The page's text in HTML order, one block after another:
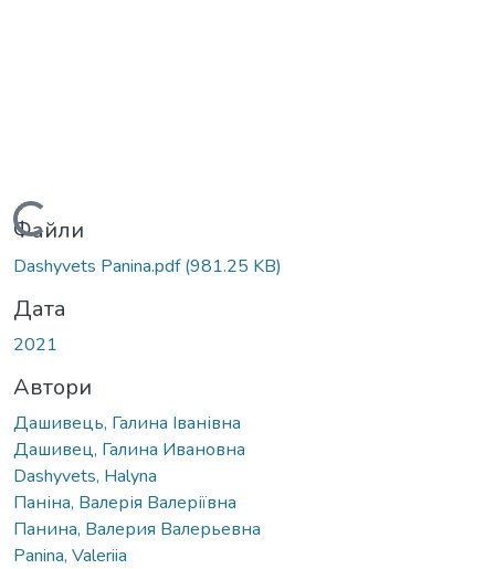
Вантажиться...
Файли
Dashyvets Panina.pdf(981.25 KB)
Дата
2021
Автори
Дашивець, Галина Іванівна
Дашивец, Галина Ивановна
Dashyvets, Halyna
Паніна, Валерія Валеріївна
Панина, Валерия Валерьевна
Panina, Valeriia